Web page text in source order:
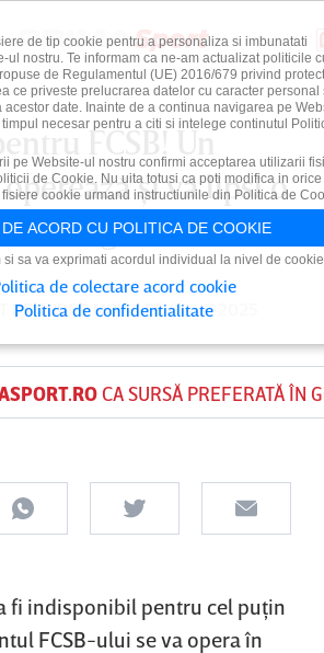
FCSB! Un
şi va lipsi o
DETUDOR MOISAPE 6 AUG 2025
CA SURSĂ PREFERATĂ ÎN
fi indisponibil pentru cel puţin
FCSB-ului se va opera în
de tip cookie pentru a personaliza si imbunatati
ul nostru. Te informam ca ne-am actualizat politicile
de Regulamentul (UE) 2016/679 privind
ce priveste prelucrarea datelor cu caracter personal
date. Inainte de a continua navigarea pe
necesar pentru a citi si intelege continutul
pe Website-ul nostru confirmi acceptarea utilizarii
de Cookie. Nu uita totusi ca poti modifica in orice
cookie urmand instructiunile din Politica de
ACORD CU POLITICA DE COOKIE
si sa va exprimati acordul individual la nivel de
de colectare acord cookie
Politica de confidentialitate